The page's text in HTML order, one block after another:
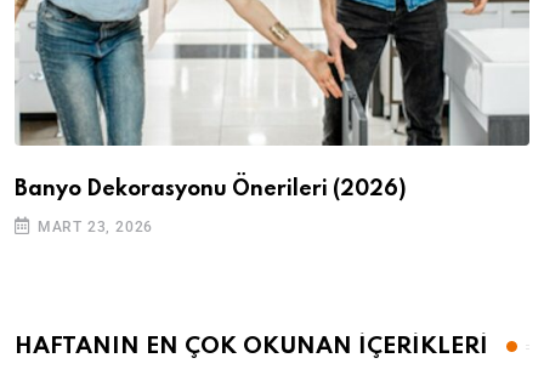
Banyo Dekorasyonu Önerileri (2026)
MART 23, 2026
HAFTANIN EN ÇOK OKUNAN İÇERİKLERİ